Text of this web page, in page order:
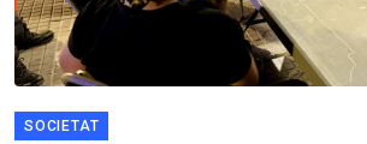
SOCIETAT